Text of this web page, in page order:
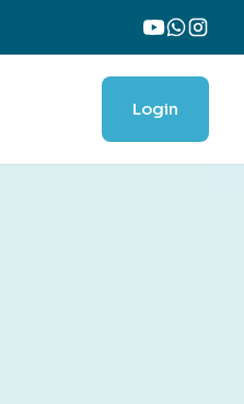
Login